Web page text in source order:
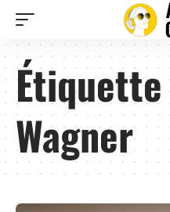
Wagner